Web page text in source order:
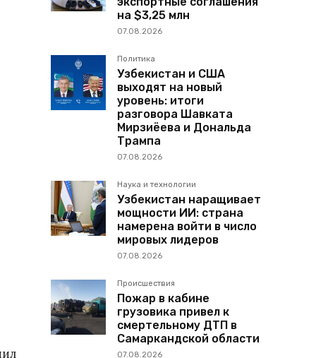
на $3,25 млн
07.08.2026
Политика
Узбекистан и США
выходят на новый
уровень: итоги
разговора Шавката
Мирзиёева и Дональда
Трампа
07.08.2026
Наука и технологии
Узбекистан наращивает
мощности ИИ: страна
намерена войти в число
мировых лидеров
07.08.2026
Происшествия
Пожар в кабине
грузовика привел к
смертельному ДТП в
Самаркандской области
07.08.2026